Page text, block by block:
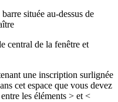
située au-dessus de
central de la fenêtre et
une inscription surlignée
cet espace que vous devez
les éléments > et <